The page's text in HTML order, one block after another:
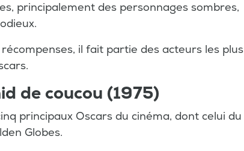
principalement des personnages sombres,
il fait partie des acteurs les plus
de coucou (1975)
principaux Oscars du cinéma, dont celui du
Globes.